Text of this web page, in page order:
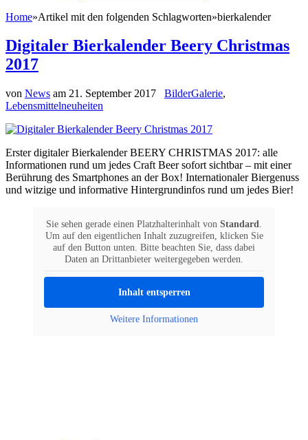
Home»Artikel mit den folgenden Schlagworten»bierkalender
Digitaler Bierkalender Beery Christmas
2017
von News am 21. September 2017 BilderGalerie,
Lebensmittelneuheiten
Erster digitaler Bierkalender BEERY CHRISTMAS 2017: alle
Informationen rund um jedes Craft Beer sofort sichtbar – mit einer
Berührung des Smartphones an der Box! Internationaler Biergenuss
und witzige und informative Hintergrundinfos rund um jedes Bier!
Sie sehen gerade einen Platzhalterinhalt von Standard.
Um auf den eigentlichen Inhalt zuzugreifen, klicken Sie
auf den Button unten. Bitte beachten Sie, dass dabei
Daten an Drittanbieter weitergegeben werden.
Inhalt entsperren
Weitere Informationen